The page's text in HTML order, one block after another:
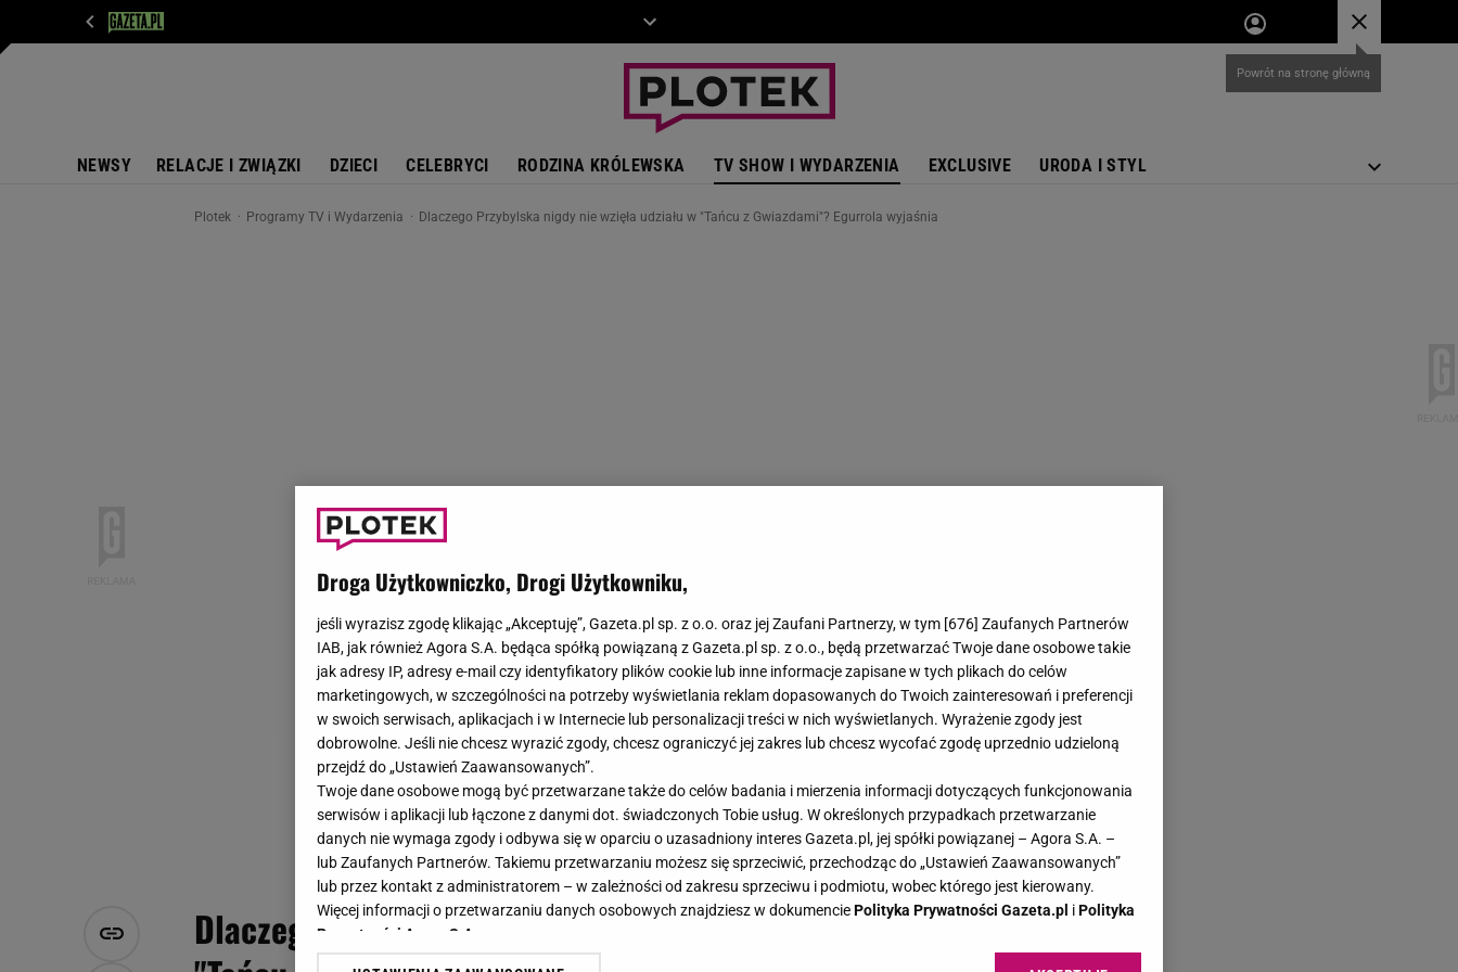
NEWSY RELACJE I ZWIĄZKI DZIECI CELEBRYCI RODZINA KRÓLEWSKA TV SHOW I WYDARZENIA EXCLUSIVE URODA I STYL
Plotek Programy TV i Wydarzenia Dlaczego Przybylska nigdy nie wzięła udziału w "Tańcu z Gwiazdami"? Egurrola wyjaśnia
Dlaczego Anna Przybylska nigdy nie wzięła udziału w
Droga Użytkowniczko, Drogi Użytkowniku,
jeśli wyrazisz zgodę klikając „Akceptuję”, Gazeta.pl sp. z o.o. oraz jej Zaufani Partnerzy, w tym [676] Zaufanych Partnerów
IAB, jak również Agora S.A. będąca spółką powiązaną z Gazeta.pl sp. z o.o., będą przetwarzać Twoje dane osobowe takie
jak adresy IP, adresy e-mail czy identyfikatory plików cookie lub inne informacje zapisane w tych plikach do celów
marketingowych, w szczególności na potrzeby wyświetlania reklam dopasowanych do Twoich zainteresowań i preferencji
w swoich serwisach, aplikacjach i w Internecie lub personalizacji treści w nich wyświetlanych. Wyrażenie zgody jest
dobrowolne. Jeśli nie chcesz wyrazić zgody, chcesz ograniczyć jej zakres lub chcesz wycofać zgodę uprzednio udzieloną
przejdź do „Ustawień Zaawansowanych”.
Twoje dane osobowe mogą być przetwarzane także do celów badania i mierzenia informacji dotyczących funkcjonowania
serwisów i aplikacji lub łączone z danymi dot. świadczonych Tobie usług. W określonych przypadkach przetwarzanie
danych nie wymaga zgody i odbywa się w oparciu o uzasadniony interes Gazeta.pl, jej spółki powiązanej – Agora S.A. –
lub Zaufanych Partnerów. Takiemu przetwarzaniu możesz się sprzeciwić, przechodząc do „Ustawień Zaawansowanych”
lub przez kontakt z administratorem – w zależności od zakresu sprzeciwu i podmiotu, wobec którego jest kierowany.
Więcej informacji o przetwarzaniu danych osobowych znajdziesz w dokumenciePolityka Prywatności Gazeta.pl iPolityka
Prywatności Agora S.A.